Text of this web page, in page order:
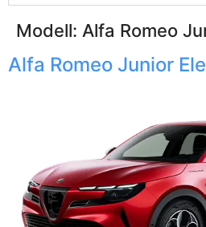
Modell: Alfa Romeo
Alfa Romeo Junior